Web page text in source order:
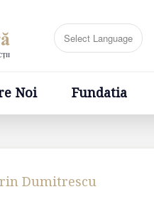
Noi Fundatia
Dumitrescu